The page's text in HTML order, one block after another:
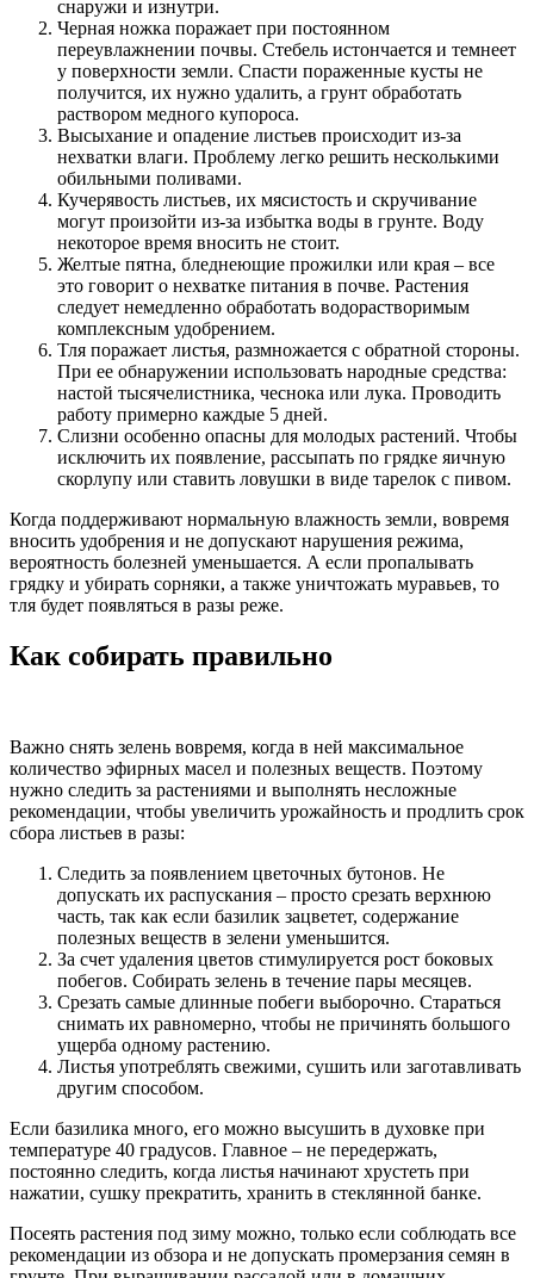
снаружи и изнутри.
Черная ножка поражает при постоянном
переувлажнении почвы. Стебель истончается и темнеет
у поверхности земли. Спасти пораженные кусты не
получится, их нужно удалить, а грунт обработать
раствором медного купороса.
Высыхание и опадение листьев происходит из-за
нехватки влаги. Проблему легко решить несколькими
обильными поливами.
Кучерявость листьев, их мясистость и скручивание
могут произойти из-за избытка воды в грунте. Воду
некоторое время вносить не стоит.
Желтые пятна, бледнеющие прожилки или края – все
это говорит о нехватке питания в почве. Растения
следует немедленно обработать водорастворимым
комплексным удобрением.
Тля поражает листья, размножается с обратной стороны.
При ее обнаружении использовать народные средства:
настой тысячелистника, чеснока или лука. Проводить
работу примерно каждые 5 дней.
Слизни особенно опасны для молодых растений. Чтобы
исключить их появление, рассыпать по грядке яичную
скорлупу или ставить ловушки в виде тарелок с пивом.
Когда поддерживают нормальную влажность земли, вовремя
вносить удобрения и не допускают нарушения режима,
вероятность болезней уменьшается. А если пропалывать
грядку и убирать сорняки, а также уничтожать муравьев, то
тля будет появляться в разы реже.
Как собирать правильно
Важно снять зелень вовремя, когда в ней максимальное
количество эфирных масел и полезных веществ. Поэтому
нужно следить за растениями и выполнять несложные
рекомендации, чтобы увеличить урожайность и продлить срок
сбора листьев в разы:
Следить за появлением цветочных бутонов. Не
допускать их распускания – просто срезать верхнюю
часть, так как если базилик зацветет, содержание
полезных веществ в зелени уменьшится.
За счет удаления цветов стимулируется рост боковых
побегов. Собирать зелень в течение пары месяцев.
Срезать самые длинные побеги выборочно. Стараться
снимать их равномерно, чтобы не причинять большого
ущерба одному растению.
Листья употреблять свежими, сушить или заготавливать
другим способом.
Если базилика много, его можно высушить в духовке при
температуре 40 градусов. Главное – не передержать,
постоянно следить, когда листья начинают хрустеть при
нажатии, сушку прекратить, хранить в стеклянной банке.
Посеять растения под зиму можно, только если соблюдать все
рекомендации из обзора и не допускать промерзания семян в